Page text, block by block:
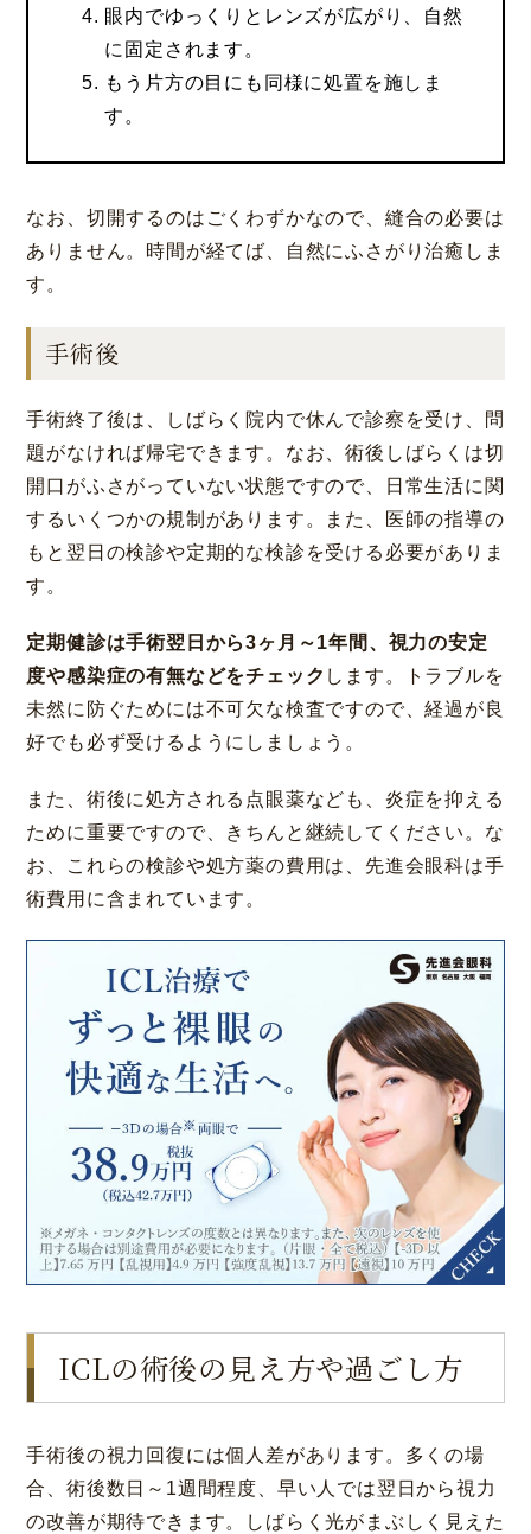
眼内でゆっくりとレンズが広がり、自然
に固定されます。
もう片方の目にも同様に処置を施しま
す。
なお、切開するのはごくわずかなので、縫合の必要は
ありません。時間が経てば、自然にふさがり治癒しま
す。
手術後
手術終了後は、しばらく院内で休んで診察を受け、問
題がなければ帰宅できます。なお、術後しばらくは切
開口がふさがっていない状態ですので、日常生活に関
するいくつかの規制があります。また、医師の指導の
もと翌日の検診や定期的な検診を受ける必要がありま
す。
定期健診は手術翌日から3ヶ月～1年間、視力の安定
度や感染症の有無などをチェック します。トラブルを
未然に防ぐためには不可欠な検査ですので、経過が良
好でも必ず受けるようにしましょう。
また、術後に処方される点眼薬なども、炎症を抑える
ために重要ですので、きちんと継続してください。な
お、これらの検診や処方薬の費用は、先進会眼科は手
術費用に含まれています。
ICLの術後の見え方や過ごし方
手術後の視力回復には個人差があります。多くの場
合、術後数日～1週間程度、早い人では翌日から視力
の改善が期待できます。しばらく光がまぶしく見えた
大阪 梅田(本院) 東京 新宿